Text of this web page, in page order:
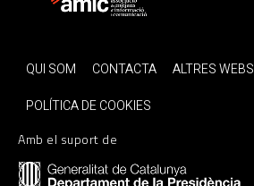
QUI SOM CONTACTA ALTRES WEBS
POLÍTICA DE COOKIES
Amb el suport de